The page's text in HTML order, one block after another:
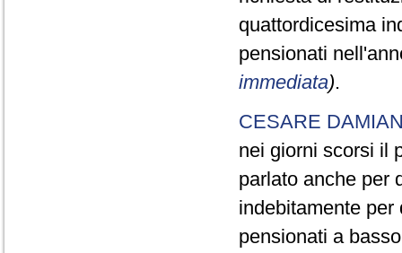
quattordicesima
pensionati
immediata).
CESARE
nei giorni scorsi il
parlato anche per
indebitamente
pensionati a